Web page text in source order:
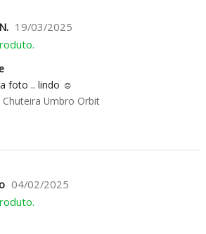
19/03/2025
foto .. lindo ☺️
Chuteira Umbro Orbit
04/02/2025